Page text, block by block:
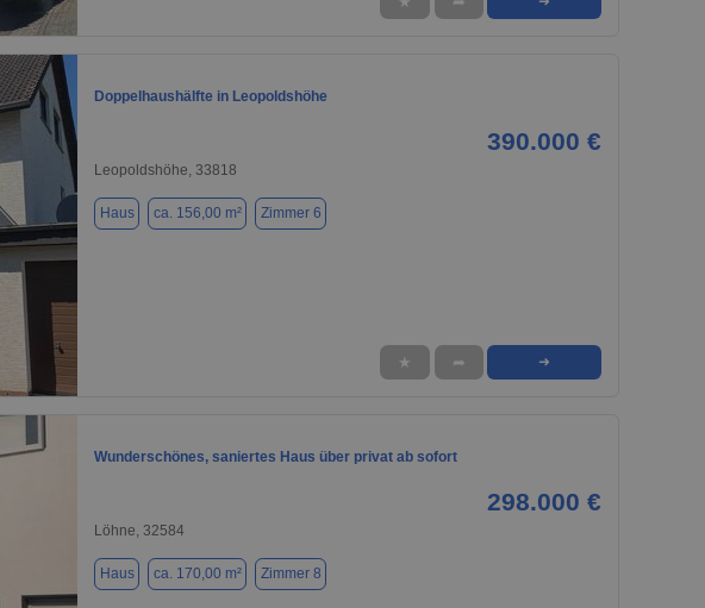
1 / 15
Doppelhaushälfte in Leopoldshöhe
390.000 €
Leopoldshöhe, 33818
Haus ca. 156,00 m² Zimmer 6
★ ➦ ➜
Wunderschönes, saniertes Haus über privat ab sofort
298.000 €
Löhne, 32584
Haus ca. 170,00 m² Zimmer 8